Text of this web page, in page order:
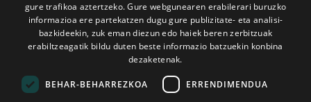
gure trafikoa aztertzeko. Gure webgunearen erabilerari buruzko
informazioa ere partekatzen dugu gure publizitate- eta analisi-
bazkideekin, zuk eman diezun edo haiek beren zerbitzuak
erabiltzeagatik bildu duten beste informazio batzuekin konbina
dezaketenak.
BEHAR-BEHARREZKOA ERRENDIMENDUA